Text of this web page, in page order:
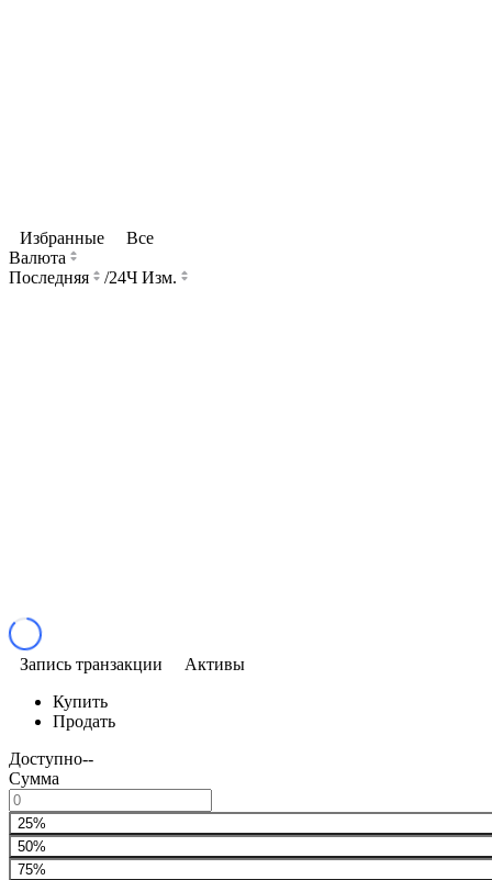
Избранные
Все
Валюта
Последняя
/24Ч Изм.
Запись транзакции
Активы
Купить
Продать
Доступно--
Сумма
25%
50%
75%